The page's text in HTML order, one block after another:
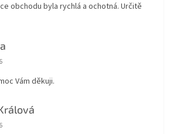
obchodu byla rychlá a ochotná. Určitě
obchodu je 5 z 5 hvězdiček.
Vám děkuji.
obchodu je 5 z 5 hvězdiček.